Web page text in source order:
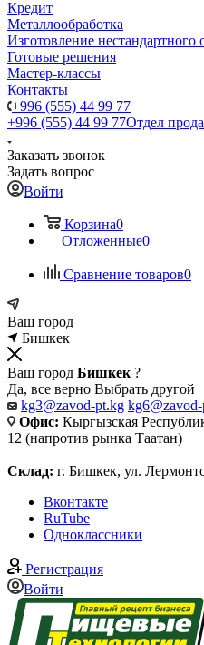
Кредит
Металлообработка
Изготовление нестандартного
Готовые решения
Мастер-классы
Контакты
+996 (555) 44 99 77
+996 (555) 44 99 77Отдел
Заказать звонок
Задать вопрос
Войти
Корзина0
Отложенные0
Сравнение товаров0
Ваш город
Бишкек
Ваш город Бишкек ?
Да, все верно Выбрать другой
kg3@zavod-pt.kg
Офис: Кыргызская
12 (напротив рынка Таатан)
Склад: г. Бишкек, ул.
Вконтакте
RuTube
Одноклассники
Регистрация
Войти